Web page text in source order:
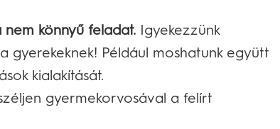
nem könnyű feladat. Igyekezzünk
gyerekeknek! Például moshatunk együtt
kialakítását.
gyermekorvosával a felírt